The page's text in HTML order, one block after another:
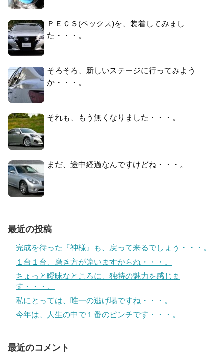
ＰＥＣＳ(ペックス)を、装着してみまし
た・・・。
そろそろ、新しいステージに行ってみよう
か・・・。
それも、もう無くなりました・・・。
まだ、途中経過なんですけどね・・・。
最近の投稿
完成を待った『神様』も、戻って来るでしょう・・・。
１台１台、磨き方が違いますからね・・・。
ちょっと曖昧なところに、独特の魅力を感じま
す・・・。
私にとっては、唯一の逃げ場ですね・・・。
今年は、人生の中で１番のピンチです・・・。
最近のコメント